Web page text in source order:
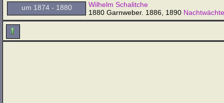
um 1874 - 1880
Wilhelm Schalitche
1880 Garnweber. 1886, 1890